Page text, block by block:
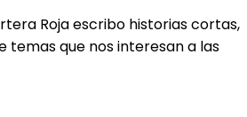
Roja escribo historias cortas,
temas que nos interesan a las